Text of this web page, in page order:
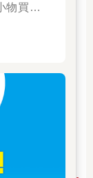
買起來